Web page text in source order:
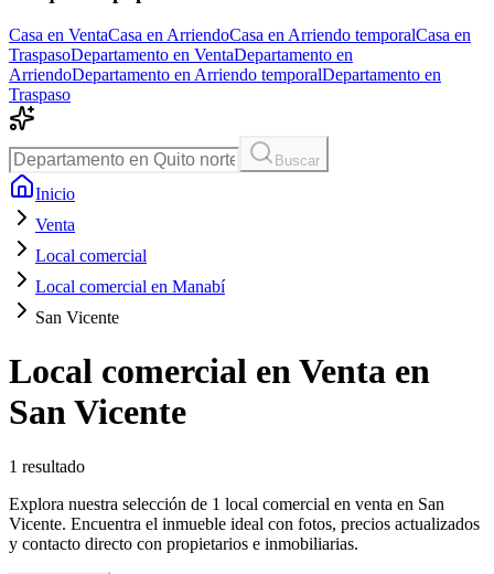
Casa en VentaCasa en ArriendoCasa en Arriendo temporalCasa en
TraspasoDepartamento en VentaDepartamento en
ArriendoDepartamento en Arriendo temporalDepartamento en
Traspaso
Buscar
Inicio
Venta
Local comercial
Local comercial en Manabí
San Vicente
Local comercial en Venta en
San Vicente
1 resultado
Explora nuestra selección de 1 local comercial en venta en San
Vicente. Encuentra el inmueble ideal con fotos, precios actualizados
y contacto directo con propietarios e inmobiliarias.